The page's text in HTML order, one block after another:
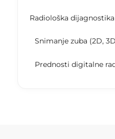
Radiološka dijagnostika
Snimanje zuba (2D,
Prednosti digitalne